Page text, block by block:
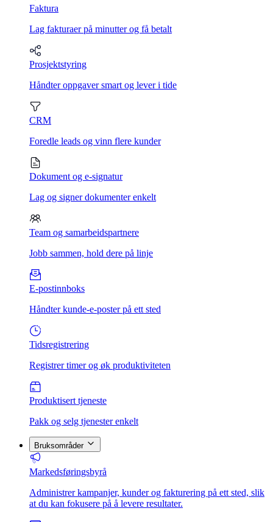
Faktura
Lag fakturaer på minutter og få betalt
Prosjektstyring
Håndter oppgaver smart og lever i tide
CRM
Foredle leads og vinn flere kunder
Dokument og e-signatur
Lag og signer dokumenter enkelt
Team og samarbeidspartnere
Jobb sammen, hold dere på linje
E-postinnboks
Håndter kunde-e-poster på ett sted
Tidsregistrering
Registrer timer og øk produktiviteten
Produktisert tjeneste
Pakk og selg tjenester enkelt
Bruksområder
Markedsføringsbyrå
Administrer kampanjer, kunder og fakturering på ett sted, slik
at du kan fokusere på å levere resultater.